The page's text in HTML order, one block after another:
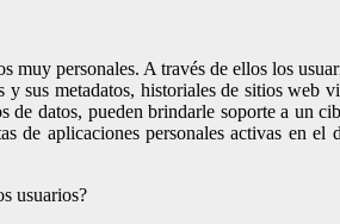
muy personales. A través de ellos los
sus metadatos, historiales de sitios web
de datos, pueden brindarle soporte a un
de aplicaciones personales activas en
usuarios?